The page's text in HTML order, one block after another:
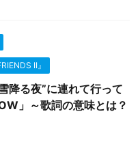
II』
降る夜”に連れて行って
」～歌詞の意味とは？